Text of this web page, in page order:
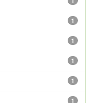
1
1
1
1
1